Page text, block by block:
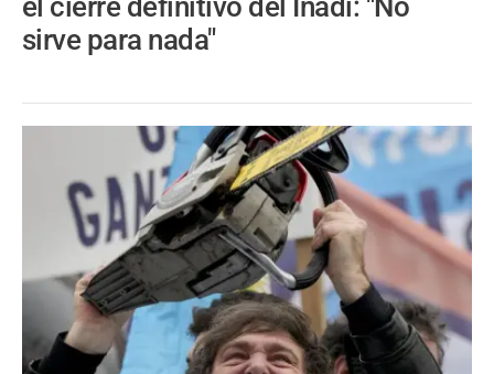
el cierre definitivo del Inadi: "No
sirve para nada"